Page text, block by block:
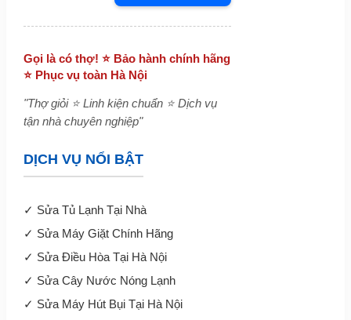
Gọi là có thợ! ⭐ Bảo hành chính hãng
⭐ Phục vụ toàn Hà Nội
"Thợ giỏi ⭐ Linh kiện chuẩn ⭐ Dịch vụ
tận nhà chuyên nghiệp"
DỊCH VỤ NỔI BẬT
✓ Sửa Tủ Lạnh Tại Nhà
✓ Sửa Máy Giặt Chính Hãng
✓ Sửa Điều Hòa Tại Hà Nội
✓ Sửa Cây Nước Nóng Lạnh
✓ Sửa Máy Hút Bụi Tại Hà Nội